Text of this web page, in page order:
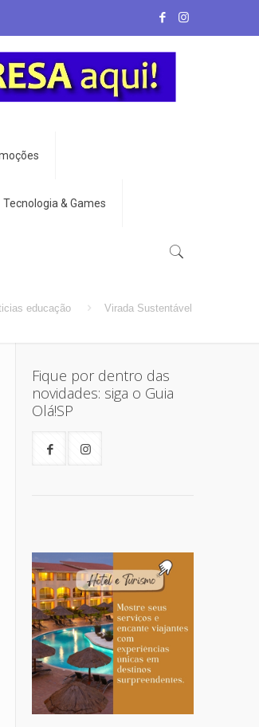
Tecnologia & Games
educação Virada Sustentável
Fique por dentro das
novidades: siga o Guia
Olá!SP